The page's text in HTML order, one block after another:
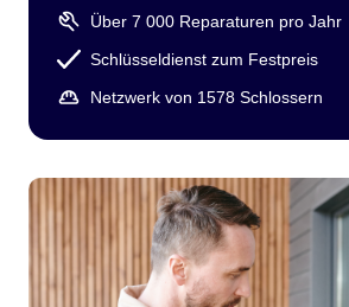
Über 7 000 Reparaturen pro Jahr
Schlüsseldienst zum Festpreis
Netzwerk von 1578 Schlossern